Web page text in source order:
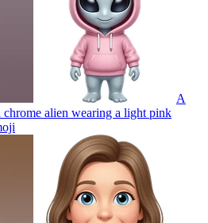
A
chrome alien wearing a light pink